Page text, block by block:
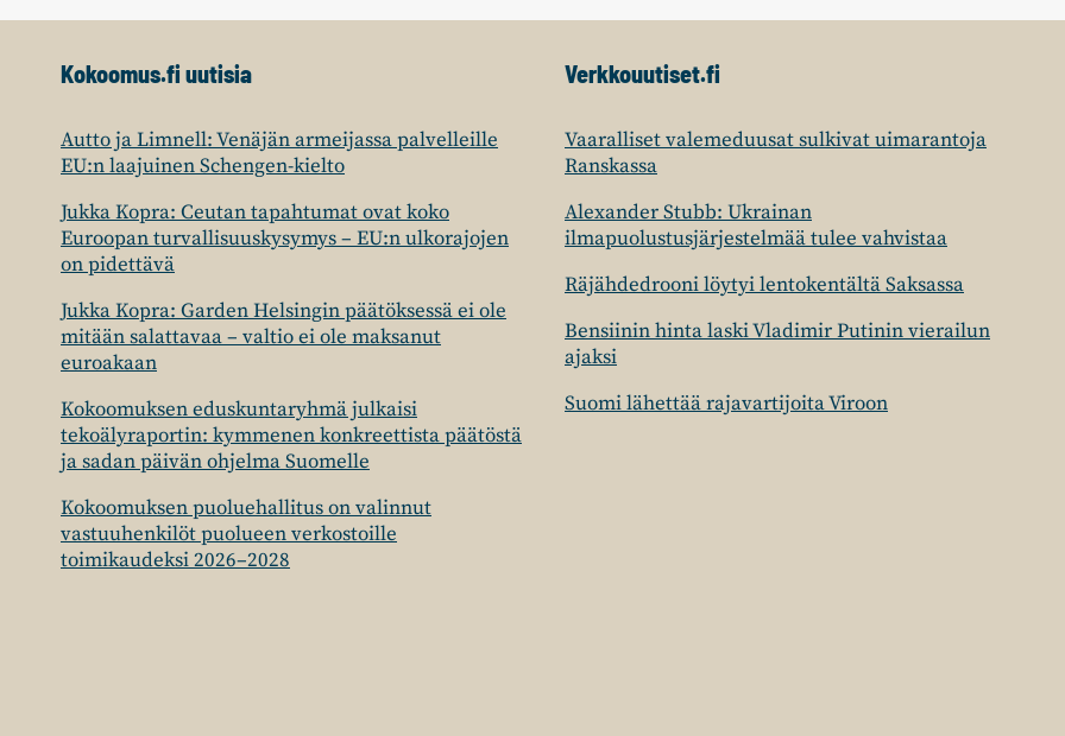
Kokoomus.fi uutisia
Autto ja Limnell: Venäjän armeijassa palvelleille
EU:n laajuinen Schengen-kielto
Jukka Kopra: Ceutan tapahtumat ovat koko
Euroopan turvallisuuskysymys – EU:n ulkorajojen
on pidettävä
Jukka Kopra: Garden Helsingin päätöksessä ei ole
mitään salattavaa – valtio ei ole maksanut
euroakaan
Kokoomuksen eduskuntaryhmä julkaisi
tekoälyraportin: kymmenen konkreettista päätöstä
ja sadan päivän ohjelma Suomelle
Kokoomuksen puoluehallitus on valinnut
vastuuhenkilöt puolueen verkostoille
toimikaudeksi 2026–2028
Verkkouutiset.fi
Vaaralliset valemeduusat sulkivat uimarantoja
Ranskassa
Alexander Stubb: Ukrainan
ilmapuolustusjärjestelmää tulee vahvistaa
Räjähdedrooni löytyi lentokentältä Saksassa
Bensiinin hinta laski Vladimir Putinin vierailun
ajaksi
Suomi lähettää rajavartijoita Viroon